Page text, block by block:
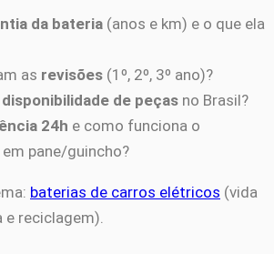
da bateria (anos e km) e o que ela
as revisões (1º, 2º, 3º ano)?
disponibilidade de peças no Brasil?
24h e como funciona o
pane/guincho?
baterias de carros elétricos (vida
e reciclagem).